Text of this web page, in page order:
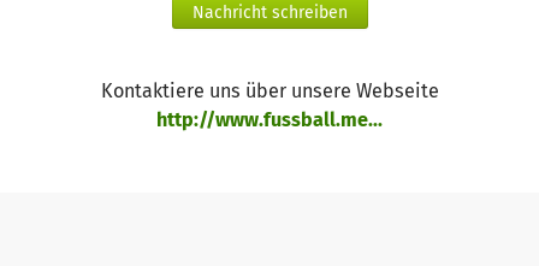
Nachricht schreiben
Kontaktiere uns über unsere Webseite
http://www.fussball.me...